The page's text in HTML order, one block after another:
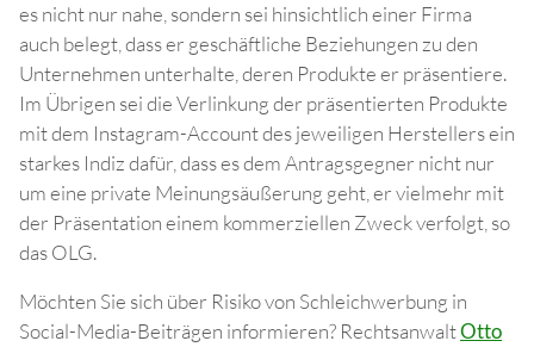
es nicht nur nahe, sondern sei hinsichtlich einer Firma
auch belegt, dass er geschäftliche Beziehungen zu den
Unternehmen unterhalte, deren Produkte er präsentiere.
Im Übrigen sei die Verlinkung der präsentierten Produkte
mit dem Instagram-Account des jeweiligen Herstellers ein
starkes Indiz dafür, dass es dem Antragsgegner nicht nur
um eine private Meinungsäußerung geht, er vielmehr mit
der Präsentation einem kommerziellen Zweck verfolgt, so
das OLG.
Möchten Sie sich über Risiko von Schleichwerbung in
Social-Media-Beiträgen informieren? RechtsanwaltOtto